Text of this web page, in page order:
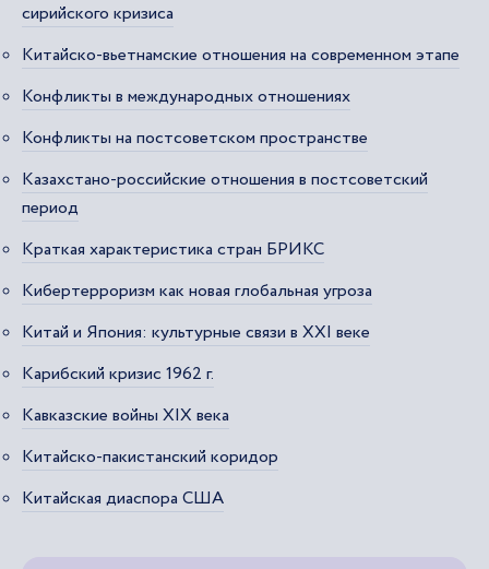
сирийского кризиса
Китайско-вьетнамские отношения на современном этапе
Конфликты в международных отношениях
Конфликты на постсоветском пространстве
Казахстано-российские отношения в постсоветский
период
Краткая характеристика стран БРИКС
Кибертерроризм как новая глобальная угроза
Китай и Япония: культурные связи в XXI веке
Карибский кризис 1962 г.
Кавказские войны XIX века
Китайско-пакистанский коридор
Китайская диаспора США